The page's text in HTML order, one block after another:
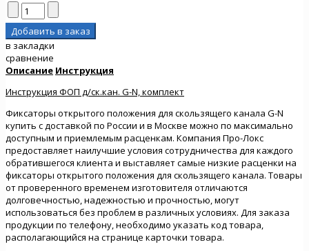
в закладки
сравнение
Описание Инструкция
Инструкция ФОП д/ск.кан. G-N, комплект
Фиксаторы открытого положения для скользящего канала G-N
купить с доставкой по России и в Москве можно по максимально
доступным и приемлемым расценкам. Компания Про-Локс
предоставляет наилучшие условия сотрудничества для каждого
обратившегося клиента и выставляет самые низкие расценки на
фиксаторы открытого положения для скользящего канала. Товары
от проверенного временем изготовителя отличаются
долговечностью, надежностью и прочностью, могут
использоваться без проблем в различных условиях. Для заказа
продукции по телефону, необходимо указать код товара,
располагающийся на странице карточки товара.